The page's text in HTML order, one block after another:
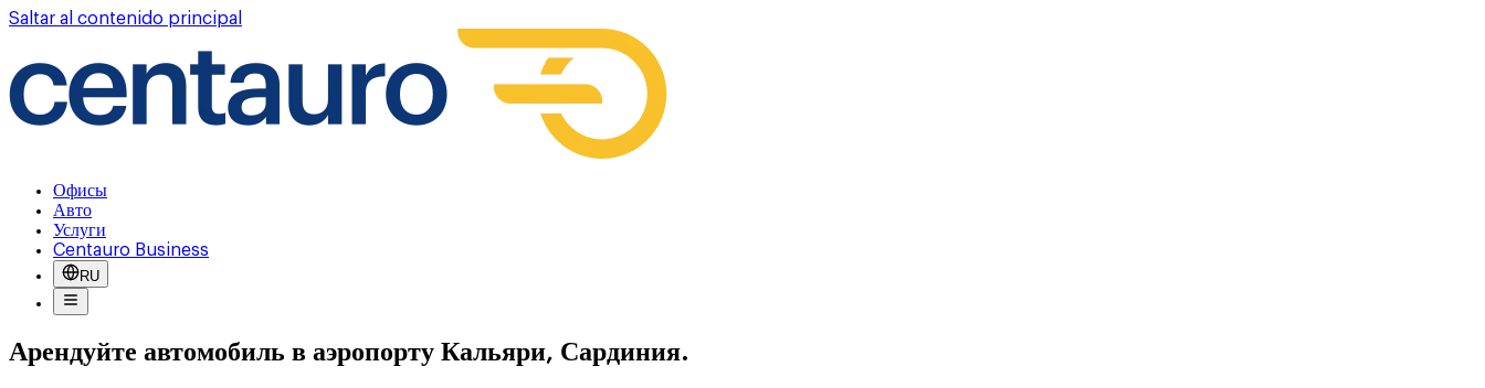
Saltar al contenido principal
Офисы
Авто
Услуги
Centauro Business
RU
Арендуйте автомобиль в аэропорту Кальяри, Сардиния.